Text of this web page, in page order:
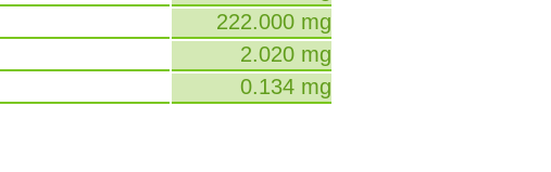
222.000 mg
2.020 mg
0.134 mg